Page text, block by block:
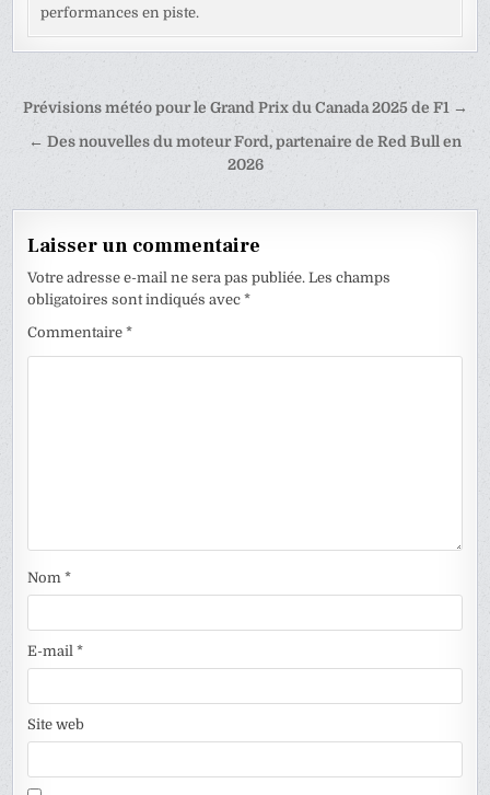
performances en piste.
Navigation
de
Prévisions météo pour le Grand Prix du Canada 2025 de F1 →
← Des nouvelles du moteur Ford, partenaire de Red Bull en
2026
Laisser un commentaire
Votre adresse e-mail ne sera pas publiée. Les champs
obligatoires sont indiqués avec*
Commentaire*
Nom*
E-mail*
Site web